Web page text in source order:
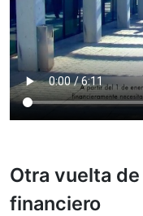
Otra vuelta
financiero